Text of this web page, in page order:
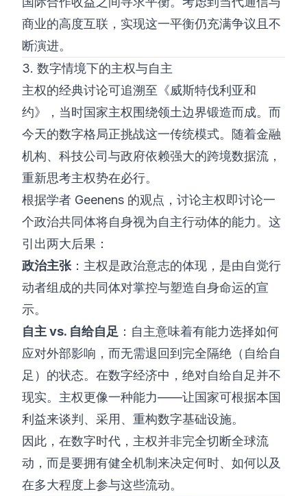
商业的高度互联，实现这一平衡仍充满争议且不
断演进。
3. 数字情境下的主权与自主
主权的经典讨论可追溯至《威斯特伐利亚和
约》，当时国家主权围绕领土边界锻造而成。而
今天的数字格局正挑战这一传统模式。随着金融
机构、科技公司与政府依赖强大的跨境数据流，
重新思考主权势在必行。
根据学者 Geenens 的观点，讨论主权即讨论一
个政治共同体将自身视为自主行动体的能力。这
引出两大后果：
政治主张 ：主权是政治意志的体现，是由自觉行
动者组成的共同体对掌控与塑造自身命运的宣
示。
自主 vs. 自给自足 ：自主意味着有能力选择如何
应对外部影响，而无需退回到完全隔绝（自给自
足）的状态。在数字经济中，绝对自给自足并不
现实。主权更像一种能力——让国家可根据本国
利益来谈判、采用、重构数字基础设施。
因此，在数字时代，主权并非完全切断全球流
动，而是要拥有健全机制来决定何时、如何以及
在多大程度上参与这些流动。